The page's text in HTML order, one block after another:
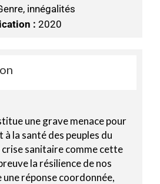
innégalités
: 2020
une grave menace pour
à la santé des peuples du
sanitaire comme cette
la résilience de nos
une réponse coordonnée,